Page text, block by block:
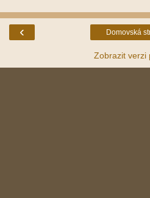
‹ Domovská
Zobrazit verzi